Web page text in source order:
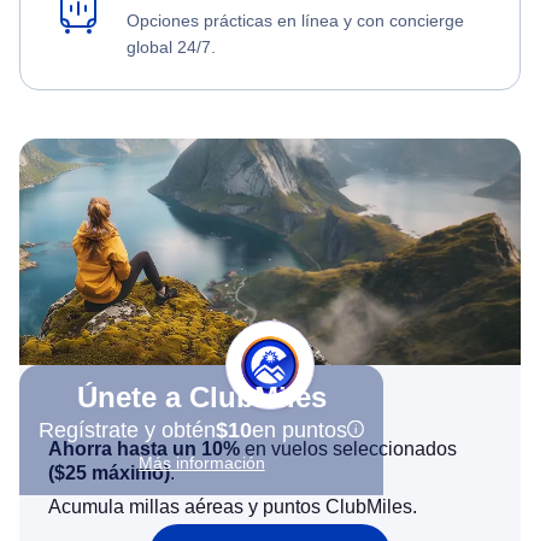
Opciones prácticas en línea y con concierge
global 24/7.
Únete a ClubMiles
Regístrate y obtén$10en puntos
Más información
Ahorra hasta un 10% en vuelos seleccionados
($25 máximo).
Acumula millas aéreas y puntos ClubMiles.